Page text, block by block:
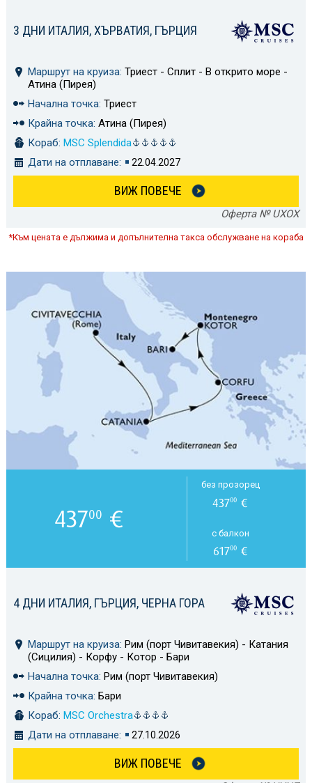
3 ДНИ ИТАЛИЯ, ХЪРВАТИЯ, ГЪРЦИЯ
Маршрут на круиза: Триест - Сплит - В открито море -
Атина (Пирея)
Начална точка: Триест
Крайна точка: Атина (Пирея)
Кораб: MSC Splendida
Дати на отплаване:
22.04.2027
ВИЖ ПОВЕЧЕ
Оферта № UXOX
*Към цената е дължима и допълнителна такса обслужване на кораба
4 ДНИ ИТАЛИЯ, ГЪРЦИЯ, ЧЕРНА ГОРА
Маршрут на круиза: Рим (порт Чивитавекия) - Катания
(Сицилия) - Корфу - Котор - Бари
Начална точка: Рим (порт Чивитавекия)
Крайна точка: Бари
Кораб: MSC Orchestra
Дати на отплаване:
27.10.2026
ВИЖ ПОВЕЧЕ
43700 €
без прозорец
43700 €
с балкон
61700€